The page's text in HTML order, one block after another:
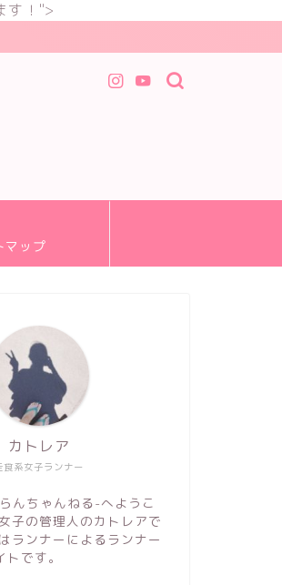
す！">
マップ
食系女子ランナー
カトレア
んちゃんねる-へようこ
子の管理人のカトレアで
ランナーによるランナー
です。